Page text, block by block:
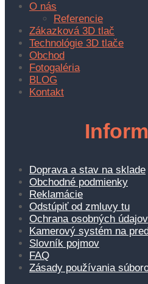
O nás
Referencie
Zákazková 3D tlač
Technológie 3D tlače
Obchod
Fotogaléria
BLOG
Kontakt
Doprava a stav na sklade
Obchodné podmienky
Reklamácie
Odstúpiť od zmluvy tu
Ochrana osobných údajov
Kamerový systém na
Slovník pojmov
FAQ
Zásady používania